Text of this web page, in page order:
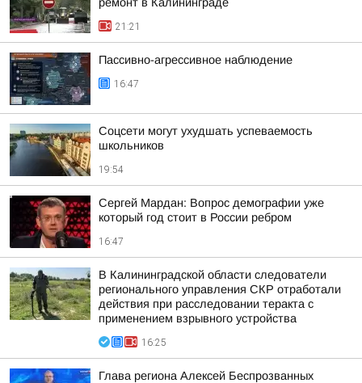
21:21
Пассивно-агрессивное наблюдение
16:47
Соцсети могут ухудшать успеваемость
школьников
19:54
Сергей Мардан: Вопрос демографии уже
который год стоит в России ребром
16:47
В Калининградской области следователи
регионального управления СКР отработали
действия при расследовании теракта с
применением взрывного устройства
16:25
Глава региона Алексей Беспрозванных